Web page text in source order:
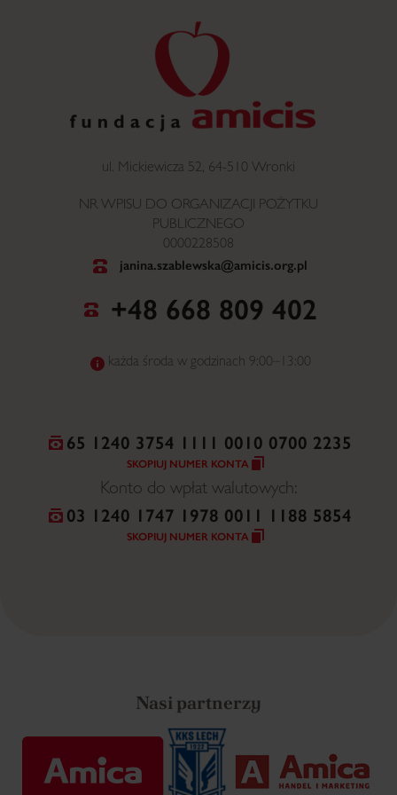
ul. Mickiewicza 52, 64-510 Wronki
NR WPISU DO ORGANIZACJI POŻYTKU
PUBLICZNEGO
0000228508
janina.szablewska@amicis.org.pl
+48 668 809 402
każda środa w godzinach 9:00–13:00
65 1240 3754 1111 0010 0700 2235
SKOPIUJ NUMER KONTA
Konto do wpłat walutowych:
03 1240 1747 1978 0011 1188 5854
SKOPIUJ NUMER KONTA
Nasi partnerzy